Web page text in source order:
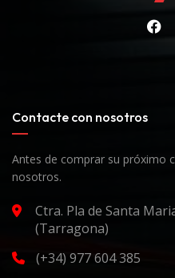
Contacte con nosotros
Antes de comprar su próximo
nosotros.
Ctra. Pla de Santa
(Tarragona)
(+34) 977 604 385